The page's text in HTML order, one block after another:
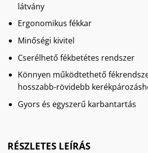
látvány
Ergonomikus fékkar
Minőségi kivitel
Cserélhető fékbetétes rendszer
Könnyen működtethető
hosszabb-rövidebb
Gyors és egyszerű karbantartás
RÉSZLETES LEÍRÁS